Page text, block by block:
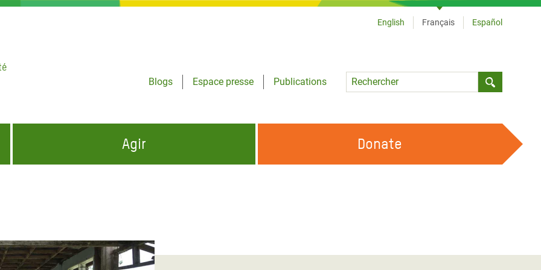
Blogs
Espace presse
Publications
Language
English Français Español
Gaza
Agir Donate